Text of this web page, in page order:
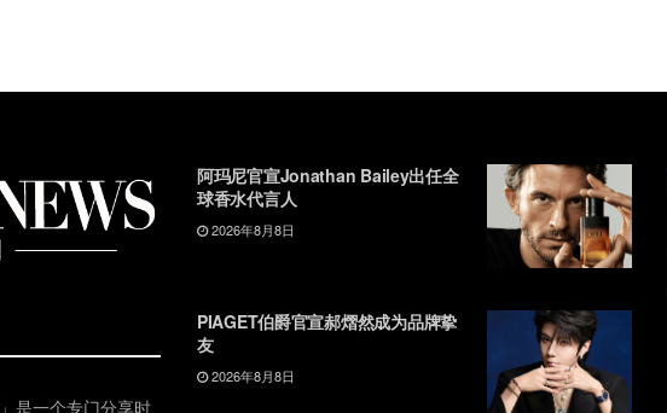
是一个专门分享时
阿玛尼官宣Jonathan Bailey出任全
球香水代言人
2026年8月8日
PIAGET伯爵官宣郝熠然成为品牌挚
友
2026年8月8日